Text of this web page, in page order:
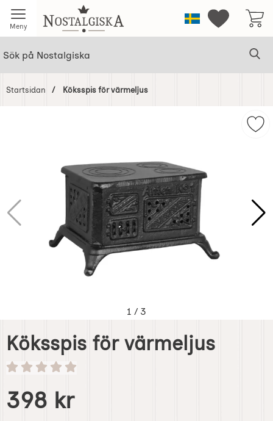
Meny Startsidan för NostalgiskaSverigeMina
Startsidan Köksspis för värmeljus
1 / 3
Köksspis för värmeljus
Handla denna produkt Köksspis för värmeljus
pris
398 kr